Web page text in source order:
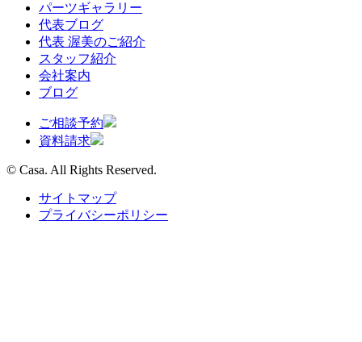
パーツギャラリー
代表ブログ
代表 渥美のご紹介
スタッフ紹介
会社案内
ブログ
ご相談予約
資料請求
© Casa. All Rights Reserved.
サイトマップ
プライバシーポリシー